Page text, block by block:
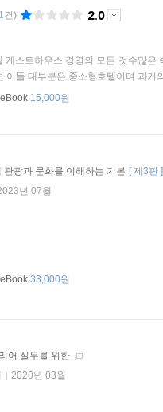
1건) 2.0
게스트하우스 경영의 모든 것수많
이들 대부분은 중소형호텔이며 과거
eBook 15,000원
관광과 문화를 이해하는 기본 [제3판 ]
년 07월
eBook 33,000원
어 실무를 위한
2020년 03월